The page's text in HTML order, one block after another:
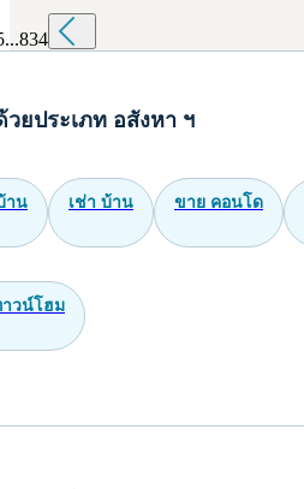
...834
ยประเภท อสังหา ฯ
าน เช่า บ้าน ขาย คอนโด
าวน์โฮม